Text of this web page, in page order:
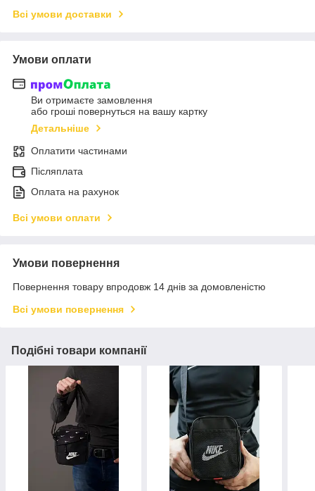
Всі умови доставки
Умови оплати
Ви отримаєте замовлення
або гроші повернуться на вашу картку
Детальніше
Оплатити частинами
Післяплата
Оплата на рахунок
Всі умови оплати
Умови повернення
Повернення товару впродовж 14 днів за домовленістю
Всі умови повернення
Подібні товари компанії